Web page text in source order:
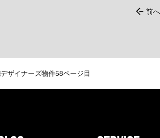
前へ
デザイナーズ物件58ページ目